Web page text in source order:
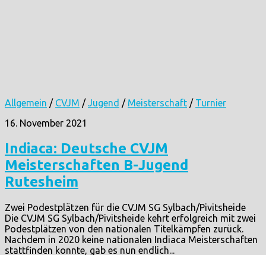
Allgemein / CVJM /Jugend / Meisterschaft / Turnier
16. November 2021
Indiaca: Deutsche CVJM
Meisterschaften B-Jugend
Rutesheim
Zwei Podestplätzen für die CVJM SG Sylbach/Pivitsheide
Die CVJM SG Sylbach/Pivitsheide kehrt erfolgreich mit zwei
Podestplätzen von den nationalen Titelkämpfen zurück.
Nachdem in 2020 keine nationalen Indiaca Meisterschaften
stattfinden konnte, gab es nun endlich...